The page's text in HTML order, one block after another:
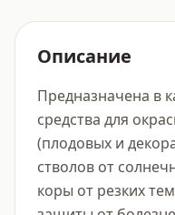
Описание
Предназначена в
средства для
(плодовых и
стволов от
коры от резких